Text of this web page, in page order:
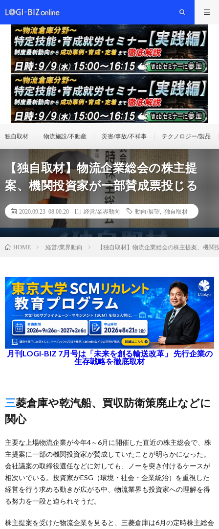
独自取材 物流施設/不動産 災害/事故/不祥事 テクノロジー/製品
【独自取材】物流企業総会の株主提
案、機関投資家が一部賛成票投じる
2020.09.23 08:00:20 経営/業界動向 動向/展望 独自取材
HOME 経営/業界動向 【独自取材】物流企業総会の株主提案、機関
月刊LOGI-BIZ 7月号は「未来を創る輸送改革」 先行企業の
生存戦略を徹底取材
三菱倉庫や乾汽船、買収防衛策廃止などに
関心
主要な上場物流企業が今年4～6月に開催した直近の株主総会で、株
主提案に一部の機関投資家が賛成していたことが明らかになった。
会社議案の取締役選任などに対しても、ノーを突き付けるケースが
相次いでいる。投資家がESG（環境・社会・企業統治）を重視した
経営を行う求める動きが広がる中、物流業界も投資家への理解を得
る努力を一段と迫られそうだ。
株主提案を受けた物流企業を見ると、三菱倉庫は6月の定時株主総会